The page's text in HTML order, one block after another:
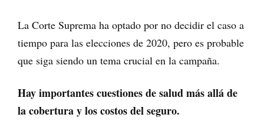
La Corte Suprema ha optado por no decidir el caso a
tiempo para las elecciones de 2020, pero es probable
que siga siendo un tema crucial en la campaña.
Hay importantes cuestiones de salud más allá de
la cobertura y los costos del seguro.